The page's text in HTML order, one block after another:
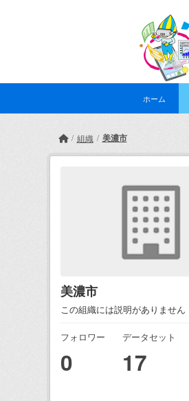
ホーム
組織 美濃市
美濃市
この組織には説明がありません
フォロワー
0
データセット
17